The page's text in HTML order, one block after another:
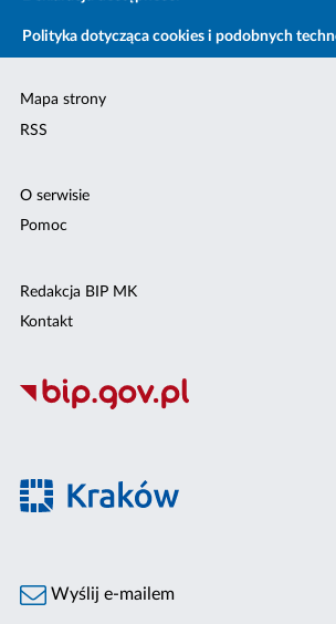
Polityka dotycząca cookies i podobnych
Mapa strony
RSS
O serwisie
Pomoc
Redakcja BIP MK
Kontakt
Wyślij e-mailem